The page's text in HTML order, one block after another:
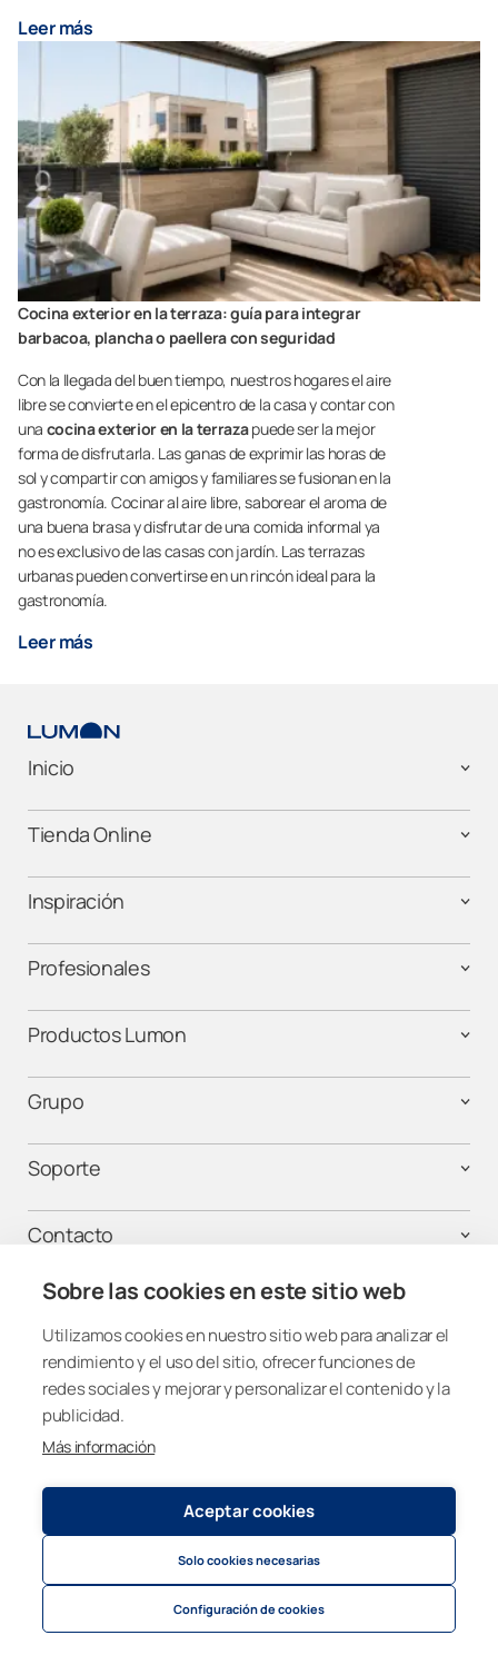
Sobre las cookies en este sitio web
Utilizamos cookies en nuestro sitio web para analizar el
rendimiento y el uso del sitio, ofrecer funciones de
redes sociales y mejorar y personalizar el contenido y la
publicidad.
Más información
Aceptar cookies
Solo cookies necesarias
Configuración de cookies
Leer más
Cocina exterior en la terraza: guía para integrar
barbacoa, plancha o paellera con seguridad
Con la llegada del buen tiempo, nuestros hogares el aire
libre se convierte en el epicentro de la casa y contar con
una cocina exterior en la terrazapuede ser la mejor
forma de disfrutarla. Las ganas de exprimir las horas de
sol y compartir con amigos y familiares se fusionan en la
gastronomía. Cocinar al aire libre, saborear el aroma de
una buena brasa y disfrutar de una comida informal ya
no es exclusivo de las casas con jardín. Las terrazas
urbanas pueden convertirse en un rincón ideal para la
gastronomía.
Leer más
Inicio
Tienda Online
Inspiración
Profesionales
Productos Lumon
Grupo
Soporte
Contacto
¡Mantente conectado!
Spain
Política de privacidad y cookies